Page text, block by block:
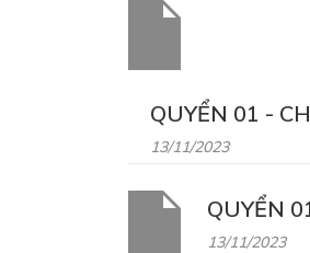
QUYỂN 01 -
13/11/2023
QUYỂN
13/11/2023